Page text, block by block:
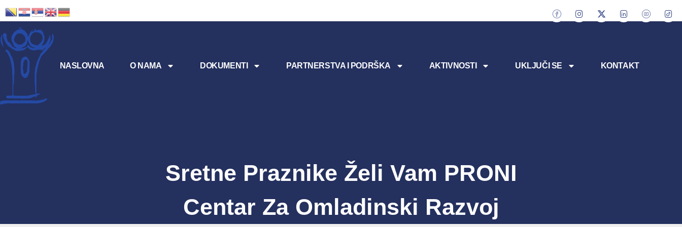
NASLOVNA O NAMA DOKUMENTI PARTNERSTVA I PODRŠKA AKTIVNOSTI UKLJUČI SE KONTAKT
Sretne Praznike Želi Vam PRONI
Centar Za Omladinski Razvoj